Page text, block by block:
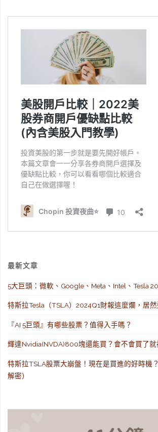
最新文章
5大巨頭：微軟、Google、Meta、Intel、Tesla
特斯拉Tesla（TSLA）2024Q1財報這麼爛，居然
『AI 5巨頭』有哪些股票？值得入手嗎？
輝達Nvidia(NVDA)800塊還能買？會不會買了就
特斯拉TSLA股票大崩盤！現在是買進的好時機
解密）